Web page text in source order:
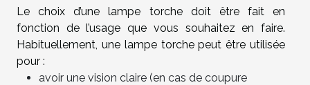
Le choix d’une lampe torche doit être fait en
fonction de l’usage que vous souhaitez en faire.
Habituellement, une lampe torche peut être utilisée
pour :
avoir une vision claire (en cas de coupure